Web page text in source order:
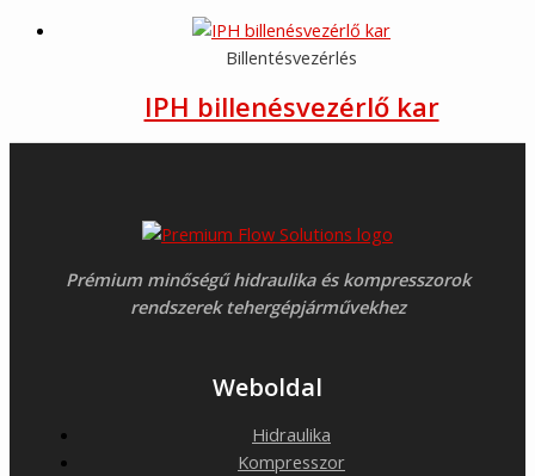
Billentésvezérlés
IPH billenésvezérlő kar
Prémium minőségű hidraulika és kompresszorok
rendszerek tehergépjárművekhez
Weboldal
Hidraulika
Kompresszor